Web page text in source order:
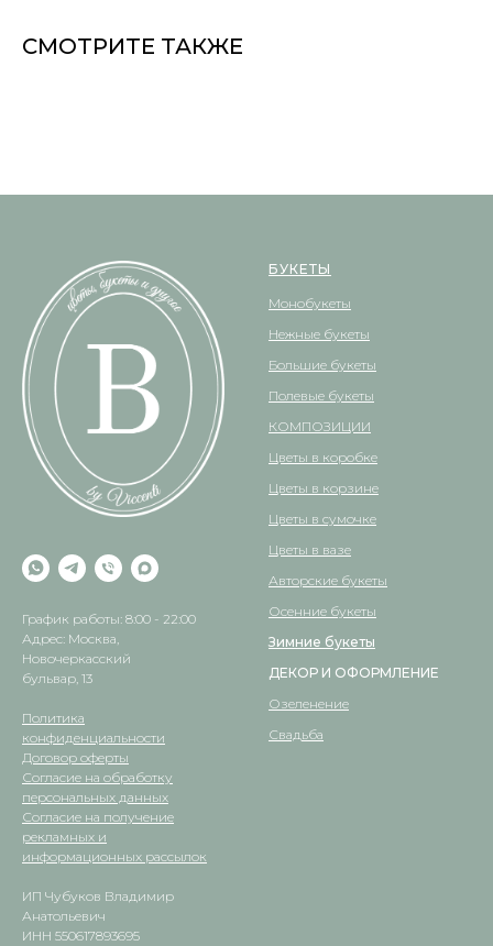
СМОТРИТЕ ТАКЖЕ
График работы: 8:00 - 22:00
Адрес: Москва,
Новочеркасский
бульвар, 13
Политика
конфиденциальности
Договор оферты
Согласие на обработку
персональных данных
Согласие на получение
рекламных и
информационных рассылок
ИП Чубуков Владимир
Анатольевич
ИНН 550617893695
БУКЕТЫ
Монобукеты
Нежные букеты
Большие букеты
Полевые букеты
КОМПОЗИЦИИ
Цветы в коробке
Цветы в корзине
Цветы в сумочке
Цветы в вазе
Авторские букеты
Осенние букеты
Зимние букеты
ДЕКОР И ОФОРМЛЕНИЕ
Озеленение
Свадьба